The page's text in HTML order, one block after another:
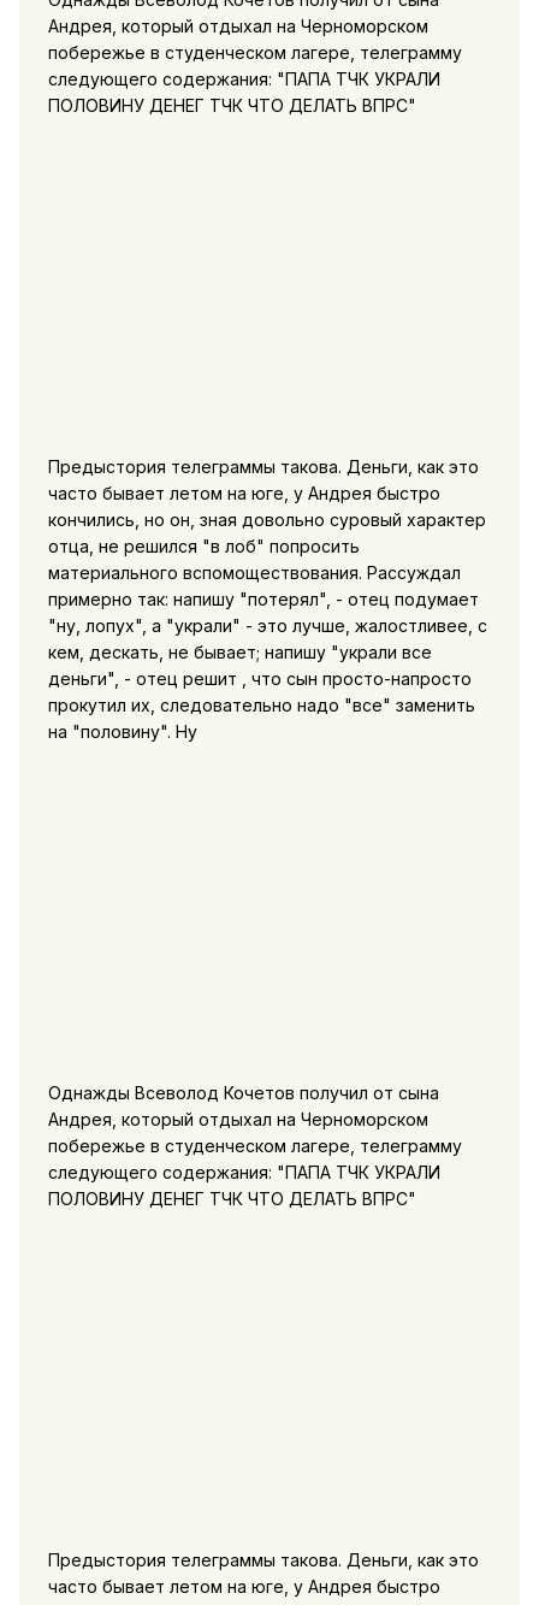
Андрея, который отдыхал на Черноморском
побережье в студенческом лагере, телеграмму
следующего содержания: "ПАПА ТЧК УКРАЛИ
ПОЛОВИНУ ДЕНЕГ ТЧК ЧТО ДЕЛАТЬ ВПРС"
Предыстория телеграммы такова. Деньги, как это
часто бывает летом на юге, у Андрея быстро
кончились, но он, зная довольно суровый характер
отца, не решился "в лоб" попросить
материального вспомоществования. Рассуждал
примерно так: напишу "потерял", - отец подумает
"ну, лопух", а "украли" - это лучше, жалостливее, с
кем, дескать, не бывает; напишу "украли все
деньги", - отец решит , что сын просто-напросто
прокутил их, следовательно надо "все" заменить
на "половину". Ну
Однажды Всеволод Кочетов получил от сына
Андрея, который отдыхал на Черноморском
побережье в студенческом лагере, телеграмму
следующего содержания: "ПАПА ТЧК УКРАЛИ
ПОЛОВИНУ ДЕНЕГ ТЧК ЧТО ДЕЛАТЬ ВПРС"
Предыстория телеграммы такова. Деньги, как это
часто бывает летом на юге, у Андрея быстро